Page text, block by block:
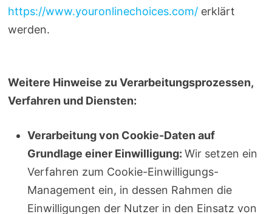
https://www.youronlinechoices.com/erklärt
werden.
Weitere Hinweise zu Verarbeitungsprozessen,
Verfahren und Diensten:
Verarbeitung von Cookie-Daten auf
Grundlage einer Einwilligung: Wir setzen ein
Verfahren zum Cookie-Einwilligungs-
Management ein, in dessen Rahmen die
Einwilligungen der Nutzer in den Einsatz von